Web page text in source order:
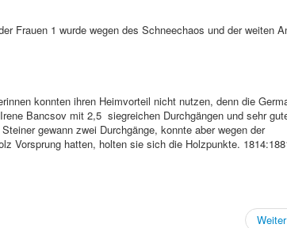
Frauen 1 wurde wegen des Schneechaos und der weiten
konnten ihren Heimvorteil nicht nutzen, denn die
Bancsov mit 2,5 siegreichen Durchgängen und sehr
gewann zwei Durchgänge, konnte aber wegen der
Vorsprung hatten, holten sie sich die Holzpunkte.
Weiter